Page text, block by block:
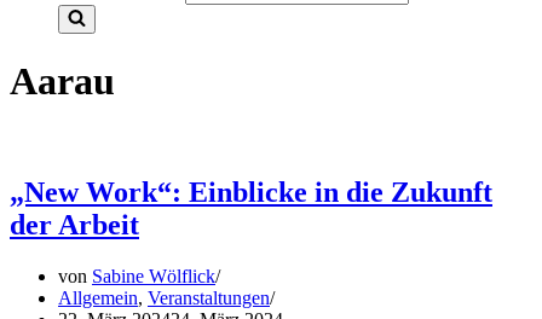
Aarau
„New Work“: Einblicke in die Zukunft
der Arbeit
von Sabine Wölflick
Allgemein, Veranstaltungen